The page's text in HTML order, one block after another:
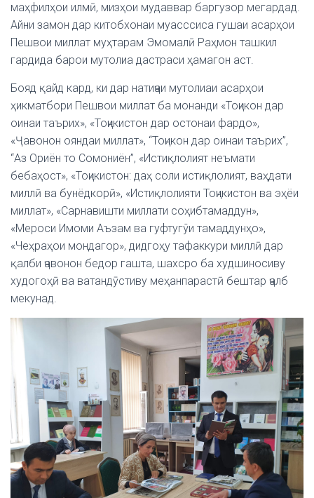
маҳфилҳои илмӣ, мизҳои мудаввар баргузор мегардад.
Айни замон дар китобхонаи муасссиса гушаи асарҳои
Пешвои миллат муҳтарам Эмомалӣ Раҳмон ташкил
гардида барои мутолиа дастраси ҳамагон аст.
Бояд қайд кард, ки дар натиҷаи мутолиаи асарҳои
ҳикматбори Пешвои миллат ба монанди «Тоҷикон дар
оинаи таърих», «Тоҷикистон дар остонаи фардо»,
«Ҷавонон ояндаи миллат», “Тоҷикон дар оинаи таърих”,
“Аз Ориён то Сомониён”, «Истиқлолият неъмати
бебаҳост», «Тоҷикистон: даҳ соли истиқлолият, ваҳдати
миллӣ ва бунёдкорӣ», «Истиқлолияти Тоҷикистон ва эҳёи
миллат», «Сарнавишти миллати соҳибтамаддун»,
«Мероси Имоми Аъзам ва гуфтугўи тамаддунҳо»,
«Чеҳраҳои мондагор», дидгоҳу тафаккури миллӣ дар
қалби ҷавонон бедор гашта, шахсро ба худшиносиву
худогоҳӣ ва ватандӯстиву меҳанпарастӣ бештар ҷалб
мекунад.